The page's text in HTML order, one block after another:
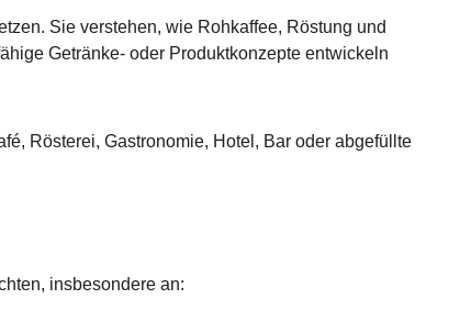
Sie verstehen, wie Rohkaffee, Röstung und
Getränke- oder Produktkonzepte entwickeln
Rösterei, Gastronomie, Hotel, Bar oder abgefüllte
insbesondere an: